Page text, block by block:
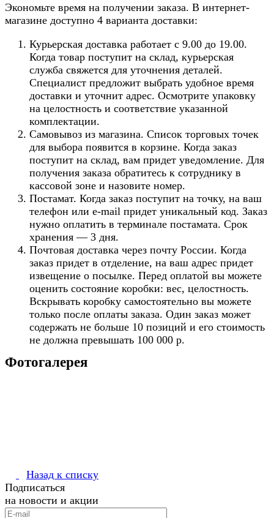
Экономьте время на получении заказа. В интернет-
магазине доступно 4 варианта доставки:
Курьерская доставка работает с 9.00 до 19.00.
Когда товар поступит на склад, курьерская
служба свяжется для уточнения деталей.
Специалист предложит выбрать удобное время
доставки и уточнит адрес. Осмотрите упаковку
на целостность и соответствие указанной
комплектации.
Самовывоз из магазина. Список торговых точек
для выбора появится в корзине. Когда заказ
поступит на склад, вам придет уведомление. Для
получения заказа обратитесь к сотруднику в
кассовой зоне и назовите номер.
Постамат. Когда заказ поступит на точку, на ваш
телефон или e-mail придет уникальный код. Заказ
нужно оплатить в терминале постамата. Срок
хранения — 3 дня.
Почтовая доставка через почту России. Когда
заказ придет в отделение, на ваш адрес придет
извещение о посылке. Перед оплатой вы можете
оценить состояние коробки: вес, целостность.
Вскрывать коробку самостоятельно вы можете
только после оплаты заказа. Один заказ может
содержать не больше 10 позиций и его стоимость
не должна превышать 100 000 р.
Фотогалерея
Назад к списку
Подписаться
на новости и акции